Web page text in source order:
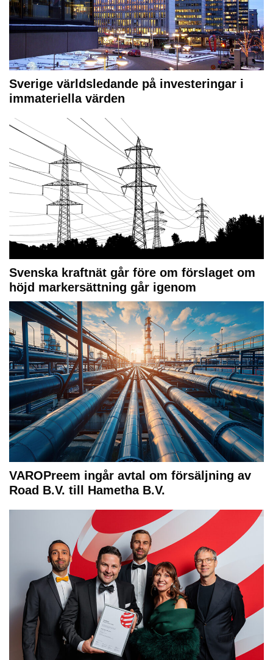
Sverige världsledande på investeringar i
immateriella värden
Svenska kraftnät går före om förslaget om
höjd markersättning går igenom
VAROPreem ingår avtal om försäljning av
Road B.V. till Hametha B.V.